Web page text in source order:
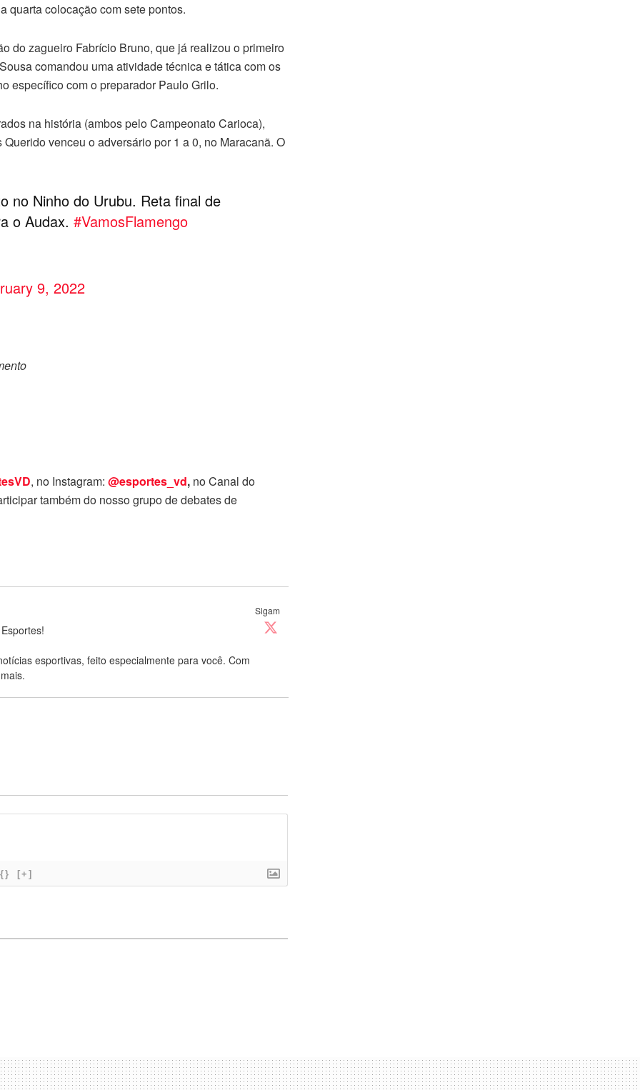
quarta colocação com sete pontos.
do zagueiro Fabrício Bruno, que já realizou o primeiro
comandou uma atividade técnica e tática com os
específico com o preparador Paulo Grilo.
na história (ambos pelo Campeonato Carioca),
venceu o adversário por 1 a 0, no Maracanã. O
no Ninho do Urubu. Reta final de
o Audax. #VamosFlamengo
9, 2022
, no Instagram: @esportes_vd, no Canal do
também do nosso grupo de debates de
Sigam
esportivas, feito especialmente para você. Com
{} [+]